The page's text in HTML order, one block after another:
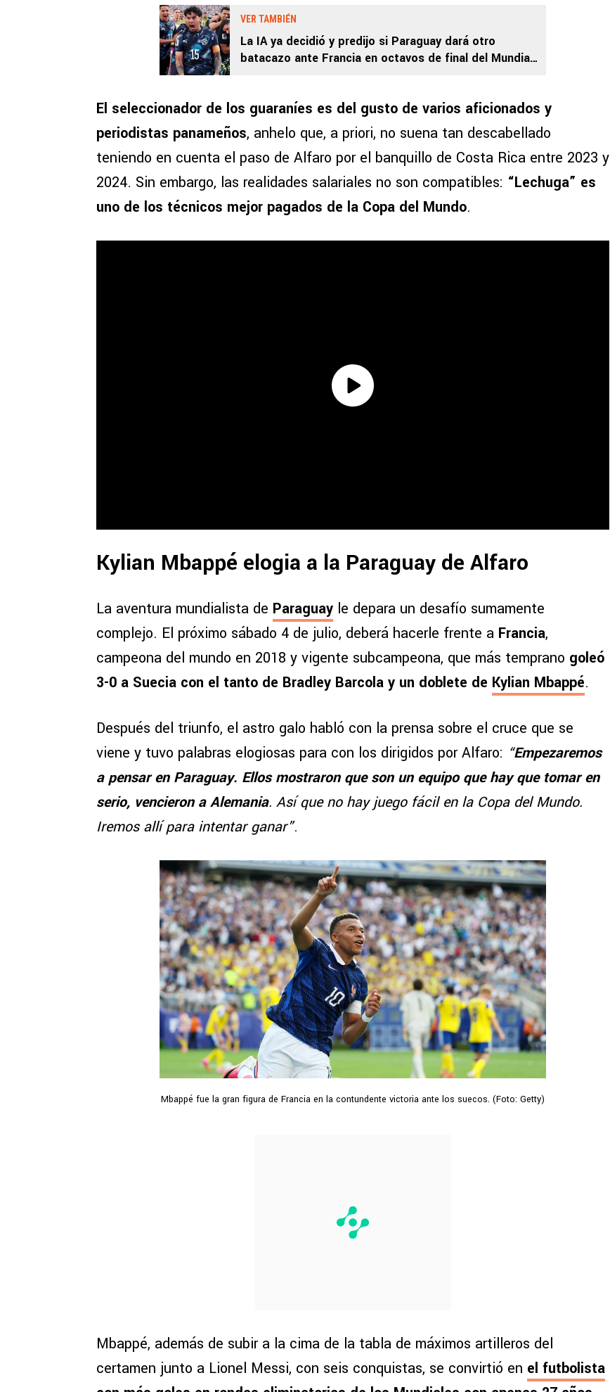
VER TAMBIÉN
La IA ya decidió y predijo si Paraguay dará otro
batacazo ante Francia en octavos de final del Mundial
El seleccionador de los guaraníes es del gusto de varios aficionados y
periodistas panameños, anhelo que, a priori, no suena tan descabellado
teniendo en cuenta el paso de Alfaro por el banquillo de Costa Rica entre 2023 y
2024. Sin embargo, las realidades salariales no son compatibles: “Lechuga” es
uno de los técnicos mejor pagados de la Copa del Mundo.
Kylian Mbappé elogia a la Paraguay de Alfaro
La aventura mundialista de Paraguay le depara un desafío sumamente
complejo. El próximo sábado 4 de julio, deberá hacerle frente a Francia,
campeona del mundo en 2018 y vigente subcampeona, que más temprano goleó
3-0 a Suecia con el tanto de Bradley Barcola y un doblete de Kylian Mbappé.
Después del triunfo, el astro galo habló con la prensa sobre el cruce que se
viene y tuvo palabras elogiosas para con los dirigidos por Alfaro: “Empezaremos
a pensar en Paraguay. Ellos mostraron que son un equipo que hay que tomar en
serio, vencieron a Alemania. Así que no hay juego fácil en la Copa del Mundo.
Iremos allí para intentar ganar”.
Mbappé fue la gran figura de Francia en la contundente victoria ante los suecos. (Foto: Getty)
Mbappé, además de subir a la cima de la tabla de máximos artilleros del
certamen junto a Lionel Messi, con seis conquistas, se convirtió en el futbolista